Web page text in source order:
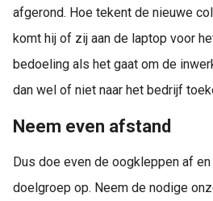
afgerond. Hoe tekent de nieuwe
komt hij of zij aan de laptop voor
bedoeling als het gaat om de
dan wel of niet naar het bedrijf
Neem even afstand
Dus doe even de oogkleppen af
doelgroep op. Neem de nodige